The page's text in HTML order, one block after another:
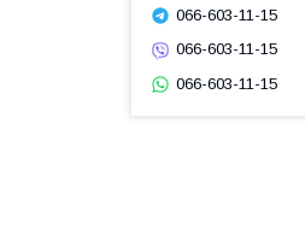
066-603-11-15
066-603-11-15
066-603-11-15